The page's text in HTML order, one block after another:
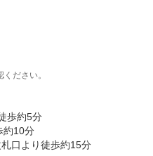
ださい。
歩約5分
約10分
口より徒歩約15分